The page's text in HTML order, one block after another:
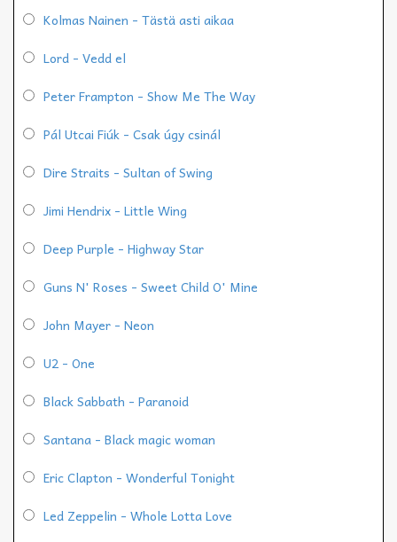
Kolmas Nainen - Tästä asti aikaa
Lord - Vedd el
Peter Frampton - Show Me The Way
Pál Utcai Fiúk - Csak úgy csinál
Dire Straits - Sultan of Swing
Jimi Hendrix - Little Wing
Deep Purple - Highway Star
Guns N' Roses - Sweet Child O' Mine
John Mayer - Neon
U2 - One
Black Sabbath - Paranoid
Santana - Black magic woman
Eric Clapton - Wonderful Tonight
Led Zeppelin - Whole Lotta Love